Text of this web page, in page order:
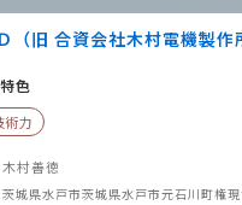
旧 合資会社木村電機製作
特色
術力
木村善徳
茨城県水戸市茨城県水戸市元石川町権